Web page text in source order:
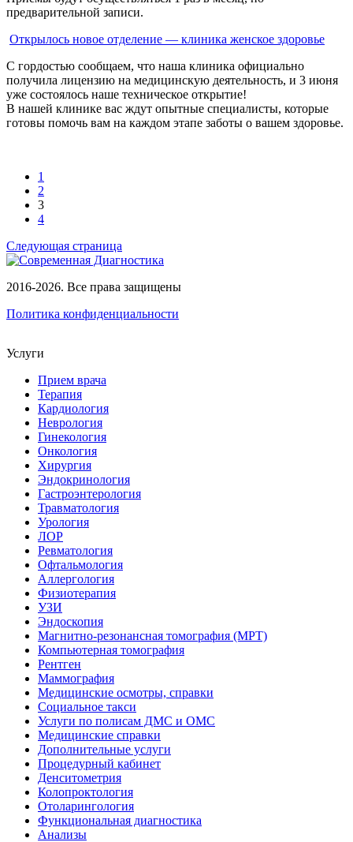
предварительной записи.
Открылось новое отделение — клиника женское здоровье
С гордостью сообщаем, что наша клиника официально
получила лицензию на медицинскую деятельность, и 3 июня
уже состоялось наше техническое открытие!
В нашей клинике вас ждут опытные специалисты, которые
готовы помочь вам на каждом этапе заботы о вашем здоровье.
1
2
3
4
Следующая страница
2016-2026. Все права защищены
Политика конфиденциальности
Услуги
Прием врача
Терапия
Кардиология
Неврология
Гинекология
Онкология
Хирургия
Эндокринология
Гастроэнтерология
Травматология
Урология
ЛОР
Ревматология
Офтальмология
Аллергология
Физиотерапия
УЗИ
Эндоскопия
Магнитно-резонансная томография (МРТ)
Компьютерная томография
Рентген
Маммография
Медицинские осмотры, справки
Социальное такси
Услуги по полисам ДМС и ОМС
Медицинские справки
Дополнительные услуги
Процедурный кабинет
Денситометрия
Колопроктология
Отоларингология
Функциональная диагностика
Анализы